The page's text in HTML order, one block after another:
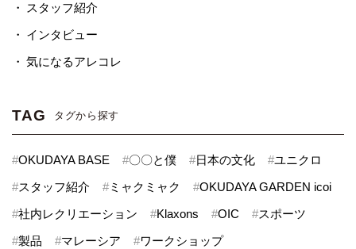
スタッフ紹介
インタビュー
気になるアレコレ
TAG タグから探す
#OKUDAYA BASE #〇〇と僕 #日本の文化 #ユニクロ
#スタッフ紹介 #ミャクミャク #OKUDAYA GARDEN icoi
#社内レクリエーション #Klaxons #OIC #スポーツ
#製品 #マレーシア #ワークショップ